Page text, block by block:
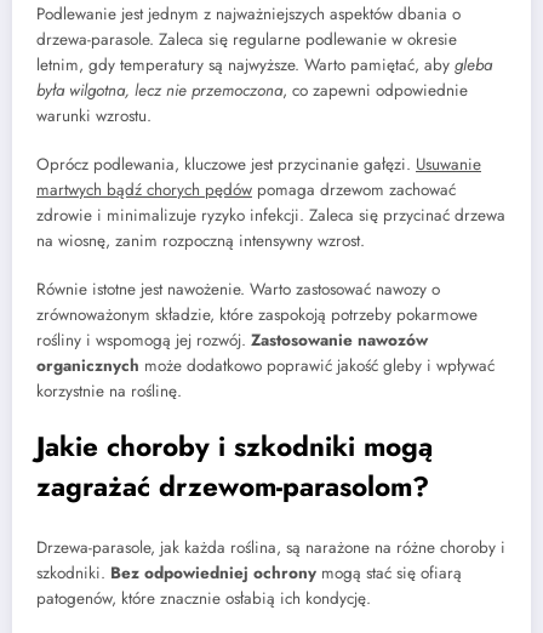
Podlewanie jest jednym z najważniejszych aspektów dbania o
drzewa-parasole. Zaleca się regularne podlewanie w okresie
letnim, gdy temperatury są najwyższe. Warto pamiętać, aby gleba
była wilgotna, lecz nie przemoczona, co zapewni odpowiednie
warunki wzrostu.
Oprócz podlewania, kluczowe jest przycinanie gałęzi. Usuwanie
martwych bądź chorych pędów pomaga drzewom zachować
zdrowie i minimalizuje ryzyko infekcji. Zaleca się przycinać drzewa
na wiosnę, zanim rozpoczną intensywny wzrost.
Równie istotne jest nawożenie. Warto zastosować nawozy o
zrównoważonym składzie, które zaspokoją potrzeby pokarmowe
rośliny i wspomogą jej rozwój. Zastosowanie nawozów
organicznych może dodatkowo poprawić jakość gleby i wpływać
korzystnie na roślinę.
Jakie choroby i szkodniki mogą
zagrażać drzewom-parasolom?
Drzewa-parasole, jak każda roślina, są narażone na różne choroby i
szkodniki. Bez odpowiedniej ochrony mogą stać się ofiarą
patogenów, które znacznie osłabią ich kondycję.